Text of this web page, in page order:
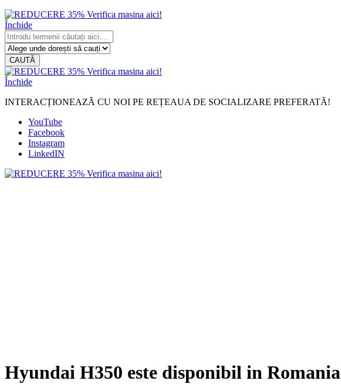
Închide
CAUTĂ
Închide
INTERACȚIONEAZĂ CU NOI PE REȚEAUA DE SOCIALIZARE PREFERATĂ!
YouTube
Facebook
Instagram
LinkedIN
Hyundai H350 este disponibil in Romania